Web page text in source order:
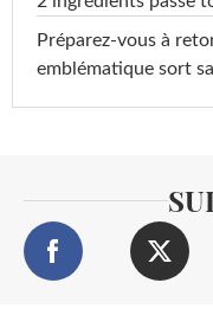
Préparez-vous à
emblématique sort